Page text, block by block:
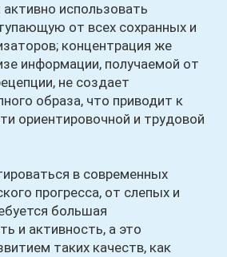
использовать
от всех сохранных и
концентрация же
информации, получаемой от
не создает
образа, что приводит к
ориентировочной и трудовой
в современных
прогресса, от слепых и
большая
и активность, а это
таких качеств, как